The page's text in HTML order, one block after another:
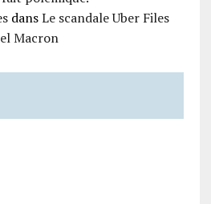
dansLe scandale Uber Files
Macron